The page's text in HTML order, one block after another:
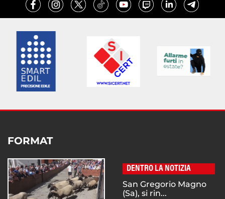
FORMAT
DENTRO LA NOTIZIA
San Gregorio Magno
(Sa), si rin...